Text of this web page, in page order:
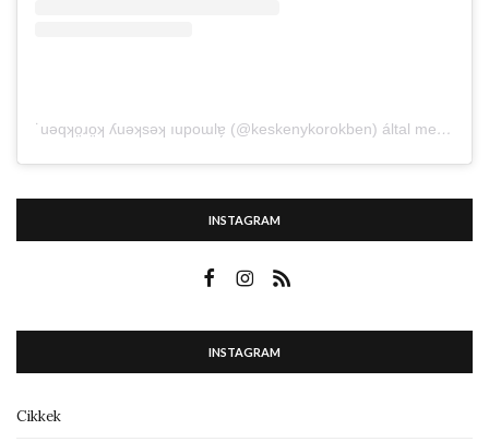
˙uǝqʞo̤ɹo̤ʞ ʎuǝʞsǝʞ ıupoɯlɐ̗ (@keskenykorokben) által megosztott bejegyzés
INSTAGRAM
INSTAGRAM
Cikkek